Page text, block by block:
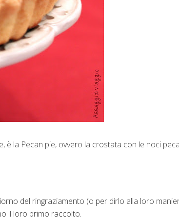
è la Pecan pie, ovvero la crostata con le noci
del ringraziamento (o per dirlo alla loro
il loro primo raccolto.